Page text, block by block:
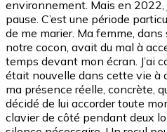
environnement. Mais en 2022,
pause. C’est une période
de me marier. Ma femme,
notre cocon, avait du mal à
temps devant mon écran. J’ai
était nouvelle dans cette vie à
ma présence réelle, concrète,
décidé de lui accorder toute
clavier de côté pendant deux